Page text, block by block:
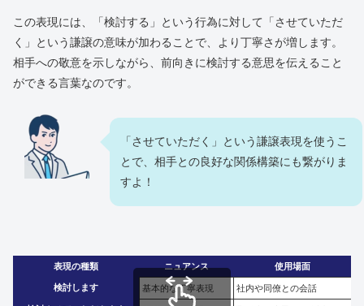
この表現には、「検討する」という行為に対して「させていただ
く」という謙譲の意味が加わることで、より丁寧さが増します。
相手への敬意を示しながら、前向きに検討する意思を伝えること
ができる言葉なのです。
「させていただく」という謙譲表現を使うこ
とで、相手との良好な関係構築にも繋がりま
すよ！
表現の種類 ニュアンス 使用場面
検討します 基本的な丁寧表現 社内や同僚との会話